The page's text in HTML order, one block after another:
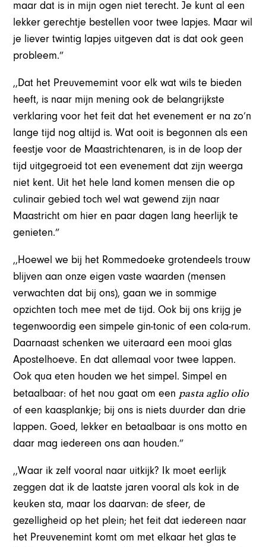
maar dat is in mijn ogen niet terecht. Je kunt al een
lekker gerechtje bestellen voor twee lapjes. Maar wil
je liever twintig lapjes uitgeven dat is dat ook geen
probleem.”
,,Dat het Preuvememint voor elk wat wils te bieden
heeft, is naar mijn mening ook de belangrijkste
verklaring voor het feit dat het evenement er na zo’n
lange tijd nog altijd is. Wat ooit is begonnen als een
feestje voor de Maastrichtenaren, is in de loop der
tijd uitgegroeid tot een evenement dat zijn weerga
niet kent. Uit het hele land komen mensen die op
culinair gebied toch wel wat gewend zijn naar
Maastricht om hier en paar dagen lang heerlijk te
genieten.”
,,Hoewel we bij het Rommedoeke grotendeels trouw
blijven aan onze eigen vaste waarden (mensen
verwachten dat bij ons), gaan we in sommige
opzichten toch mee met de tijd. Ook bij ons krijg je
tegenwoordig een simpele gin-tonic of een cola-rum.
Daarnaast schenken we uiteraard een mooi glas
Apostelhoeve. En dat allemaal voor twee lappen.
Ook qua eten houden we het simpel. Simpel en
betaalbaar: of het nou gaat om een pasta aglio olio
of een kaasplankje; bij ons is niets duurder dan drie
lappen. Goed, lekker en betaalbaar is ons motto en
daar mag iedereen ons aan houden.”
,,Waar ik zelf vooral naar uitkijk? Ik moet eerlijk
zeggen dat ik de laatste jaren vooral als kok in de
keuken sta, maar los daarvan: de sfeer, de
gezelligheid op het plein; het feit dat iedereen naar
het Preuvenemint komt om met elkaar het glas te